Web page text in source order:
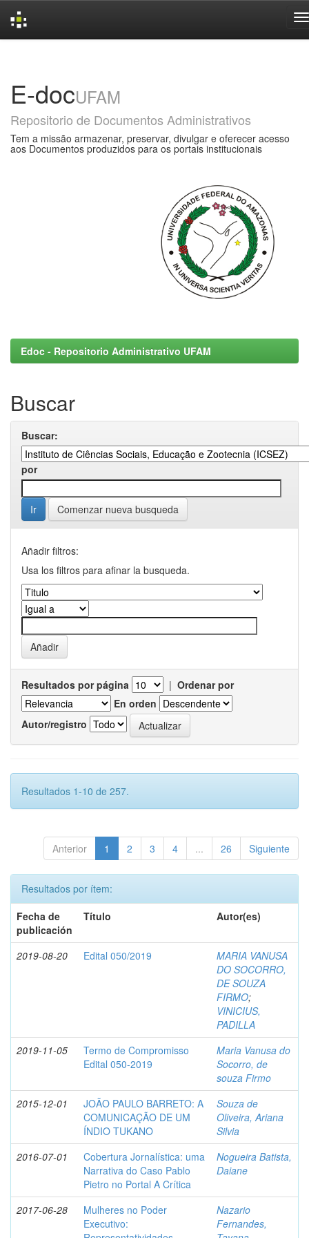
E-docUFAM
Repositorio de Documentos Administrativos
Tem a missão armazenar, preservar, divulgar e oferecer acesso
aos Documentos produzidos para os portais institucionais
Edoc - Repositorio Administrativo UFAM
Buscar
Buscar:
por
Comenzar nueva busqueda
Añadir filtros:
Usa los filtros para afinar la busqueda.
Resultados por página | Ordenar por
En orden
Autor/registro
Resultados 1-10 de 257.
Anterior 1 2 3 4 ... 26 Siguiente
Resultados por ítem:
Fecha de
publicación
Título Autor(es)
2019-08-20 Edital 050/2019
MARIA VANUSA
DO SOCORRO,
DE SOUZA
FIRMO;
VINICIUS,
PADILLA
2019-11-05
Termo de Compromisso
Edital 050-2019
Maria Vanusa do
Socorro, de
souza Firmo
2015-12-01
JOÃO PAULO BARRETO: A
COMUNICAÇÃO DE UM
ÍNDIO TUKANO
Souza de
Oliveira, Ariana
Silvia
2016-07-01
Cobertura Jornalística: uma
Narrativa do Caso Pablo
Pietro no Portal A Crítica
Nogueira Batista,
Daiane
2017-06-28
Mulheres no Poder
Executivo:
Nazario
Fernandes,